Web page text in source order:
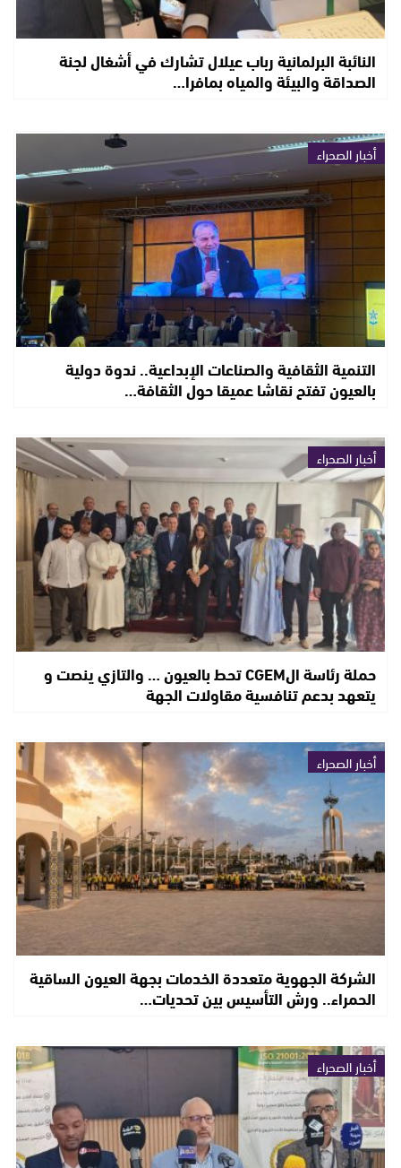
النائبة البرلمانية رباب عيلال تشارك في أشغال لجنة
الصداقة والبيئة والمياه بمافرا…
أخبار الصحراء
التنمية الثقافية والصناعات الإبداعية.. ندوة دولية
بالعيون تفتح نقاشا عميقا حول الثقافة…
أخبار الصحراء
حملة رئاسة الCGEM تحط بالعيون … والتازي ينصت و
يتعهد بدعم تنافسية مقاولات الجهة
أخبار الصحراء
الشركة الجهوية متعددة الخدمات بجهة العيون الساقية
الحمراء.. ورش التأسيس بين تحديات…
أخبار الصحراء